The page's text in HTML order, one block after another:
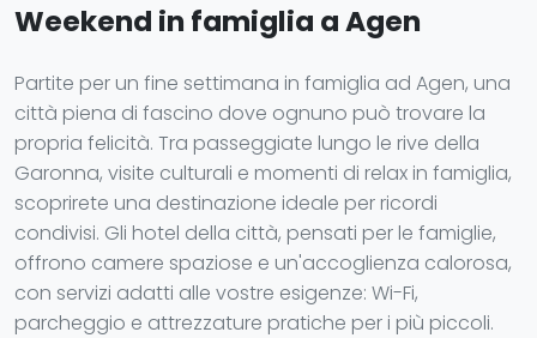
Weekend in famiglia a Agen
Partite per un fine settimana in famiglia ad Agen, una
città piena di fascino dove ognuno può trovare la
propria felicità. Tra passeggiate lungo le rive della
Garonna, visite culturali e momenti di relax in famiglia,
scoprirete una destinazione ideale per ricordi
condivisi. Gli hotel della città, pensati per le famiglie,
offrono camere spaziose e un'accoglienza calorosa,
con servizi adatti alle vostre esigenze: Wi-Fi,
parcheggio e attrezzature pratiche per i più piccoli.